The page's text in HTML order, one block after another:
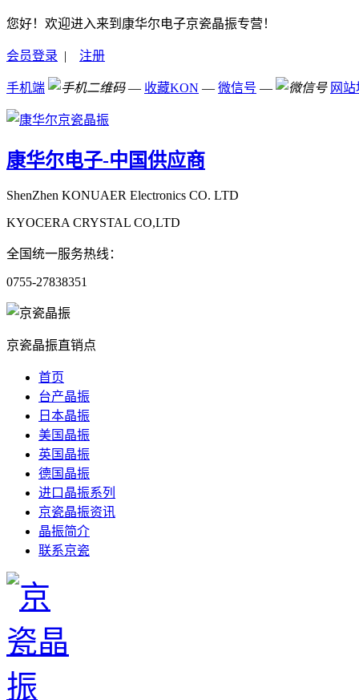
您好！欢迎进入来到康华尔电子京瓷晶振专营！
会员登录 | 注册
手机端 — 收藏KON — 微信号 — 网
康华尔电子-中国供应商
ShenZhen KONUAER Electronics CO. LTD
KYOCERA CRYSTAL CO,LTD
全国统一服务热线：
0755-27838351
京瓷晶振直销点
首页
台产晶振
日本晶振
美国晶振
英国晶振
德国晶振
进口晶振系列
京瓷晶振资讯
晶振简介
联系京瓷